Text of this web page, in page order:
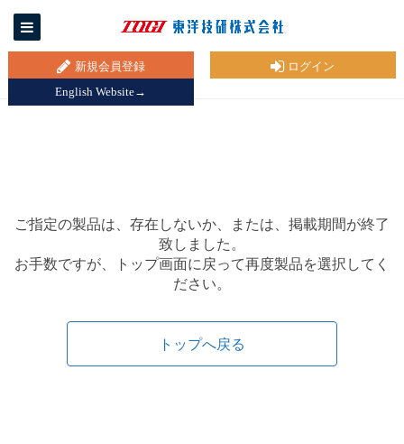
新規会員登録
ログイン
English Website→
ご指定の製品は、存在しないか、または、掲載期間が終了
致しました。
お手数ですが、トップ画面に戻って再度製品を選択してく
ださい。
トップへ戻る